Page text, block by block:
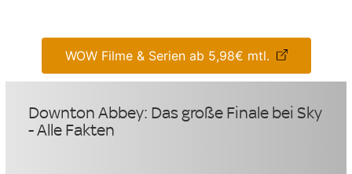
WOW Filme & Serien ab 5,98€ mtl.
Downton Abbey: Das große Finale bei Sky
- Alle Fakten